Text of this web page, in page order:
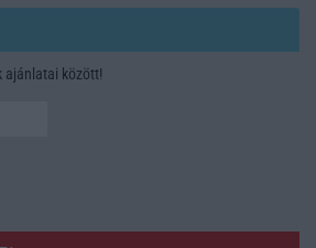
ajánlatai között!